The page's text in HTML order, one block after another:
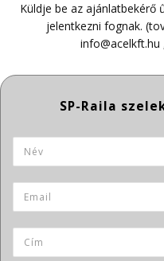
Küldje be az ajánlatbekérő
jelentkezni fognak.
info@acelkft.hu
Termék neve
Név
Email *
Cím